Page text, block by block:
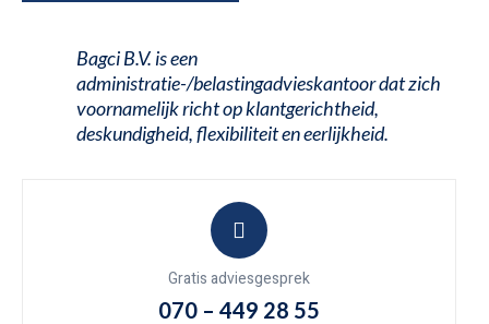
Bagci B.V. is een
administratie-/belastingadvieskantoor dat zich
voornamelijk richt op klantgerichtheid,
deskundigheid, flexibiliteit en eerlijkheid.
Gratis adviesgesprek
070 – 449 28 55